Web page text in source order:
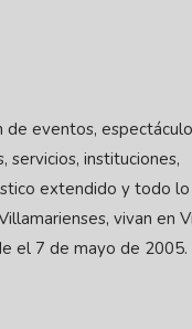
eventos,
servicios, instituciones,
extendido y todo lo
vivan en
el 7 de mayo de 2005.